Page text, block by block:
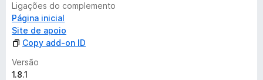
Ligações do complemento
Página inicial
Site de apoio
Copy add-on ID
Versão
1.8.1